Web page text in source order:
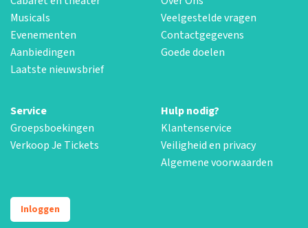
Musicals
Evenementen
Aanbiedingen
Laatste nieuwsbrief
Veelgestelde vragen
Contactgegevens
Goede doelen
Service
Groepsboekingen
Verkoop Je Tickets
Hulp nodig?
Klantenservice
Veiligheid en privacy
Algemene voorwaarden
Inloggen